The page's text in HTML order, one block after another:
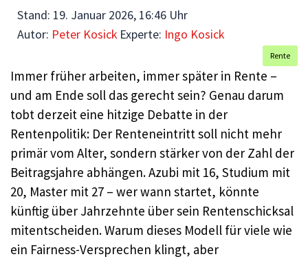
Stand: 19. Januar 2026, 16:46 Uhr
Autor: Peter Kosick Experte: Ingo Kosick
Rente
Immer früher arbeiten, immer später in Rente –
und am Ende soll das gerecht sein? Genau darum
tobt derzeit eine hitzige Debatte in der
Rentenpolitik: Der Renteneintritt soll nicht mehr
primär vom Alter, sondern stärker von der Zahl der
Beitragsjahre abhängen. Azubi mit 16, Studium mit
20, Master mit 27 – wer wann startet, könnte
künftig über Jahrzehnte über sein Rentenschicksal
mitentscheiden. Warum dieses Modell für viele wie
ein Fairness-Versprechen klingt, aber